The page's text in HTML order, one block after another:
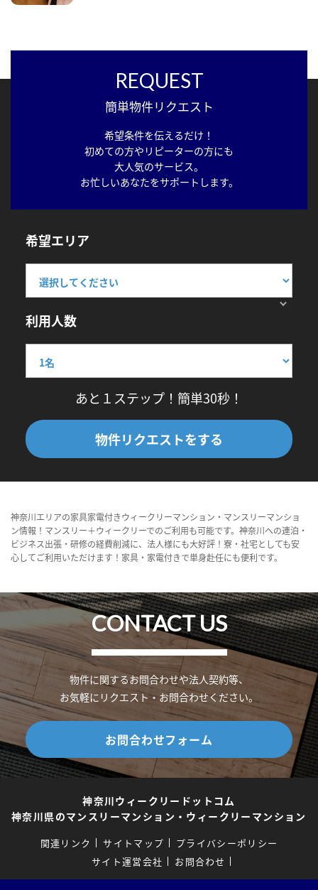
REQUEST
簡単物件リクエスト
希望条件を伝えるだけ！
初めての方やリピーターの方にも
大人気のサービス。
お忙しいあなたをサポートします。
希望エリア
利用人数
あと１ステップ！簡単30秒！
物件リクエストをする
神奈川エリアの家具家電付きウィークリーマンション・マンスリーマンショ
ン情報！マンスリー＋ウィークリーでのご利用も可能です。神奈川への連泊・
ビジネス出張・研修の経費削減に、法人様にも大好評！寮・社宅としても安
心してご利用いただけます！家具・家電付きで単身赴任にも便利です。
CONTACT US
物件に関するお問合わせや法人契約等、
お気軽にリクエスト・お問合わせください。
お問合わせフォーム
神奈川ウィークリードットコム
神奈川県のマンスリーマンション・ウィークリーマンション
関連リンク サイトマップ
プライバシーポリシー
サイト運営会社
お問合わせ